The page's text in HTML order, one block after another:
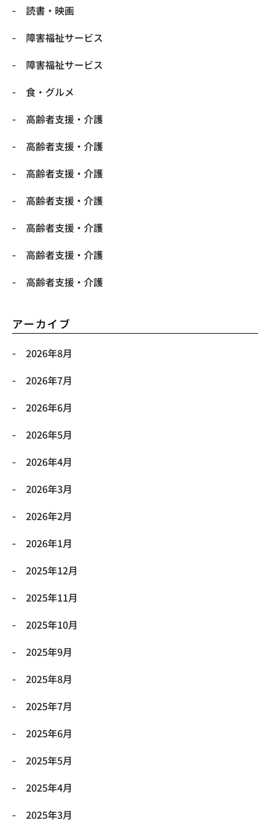
読書・映画
障害福祉サービス
障害福祉サービス
食・グルメ
高齢者支援・介護
高齢者支援・介護
高齢者支援・介護
高齢者支援・介護
高齢者支援・介護
高齢者支援・介護
高齢者支援・介護
アーカイブ
2026年8月
2026年7月
2026年6月
2026年5月
2026年4月
2026年3月
2026年2月
2026年1月
2025年12月
2025年11月
2025年10月
2025年9月
2025年8月
2025年7月
2025年6月
2025年5月
2025年4月
2025年3月